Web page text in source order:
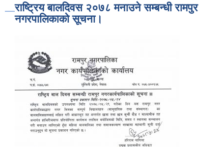
राष्ट्रिय बालदिवस २०७८ मनाउने सम्बन्धी रामपुर
नगरपालिकाको सूचना।